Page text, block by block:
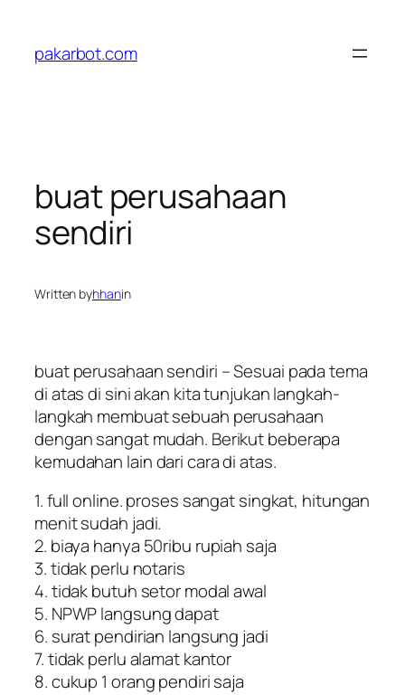
content
pakarbot.com
buat perusahaan
sendiri
Written byhhanin
buat perusahaan sendiri – Sesuai pada tema
di atas di sini akan kita tunjukan langkah-
langkah membuat sebuah perusahaan
dengan sangat mudah. Berikut beberapa
kemudahan lain dari cara di atas.
1. full online. proses sangat singkat, hitungan
menit sudah jadi.
2. biaya hanya 50ribu rupiah saja
3. tidak perlu notaris
4. tidak butuh setor modal awal
5. NPWP langsung dapat
6. surat pendirian langsung jadi
7. tidak perlu alamat kantor
8. cukup 1 orang pendiri saja